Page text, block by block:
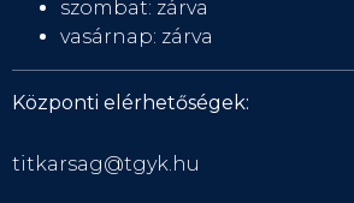
szombat: zárva
vasárnap: zárva
Központi elérhetőségek:
titkarsag@tgyk.hu